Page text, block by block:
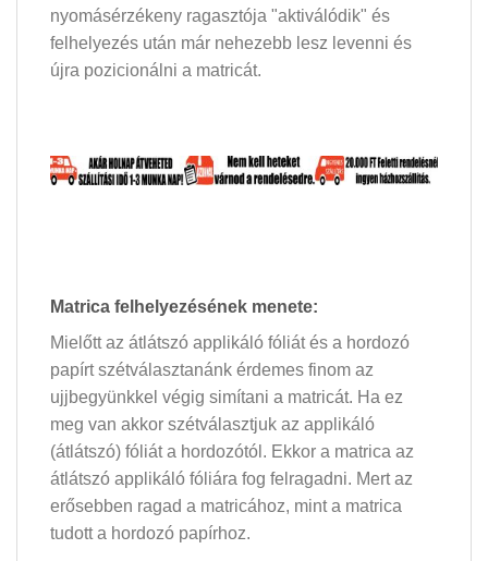
nyomásérzékeny ragasztója "aktiválódik" és
felhelyezés után már nehezebb lesz levenni és
újra pozicionálni a matricát.
Matrica felhelyezésének menete:
Mielőtt az átlátszó applikáló fóliát és a hordozó
papírt szétválasztanánk érdemes finom az
ujjbegyünkkel végig simítani a matricát. Ha ez
meg van akkor szétválasztjuk az applikáló
(átlátszó) fóliát a hordozótól. Ekkor a matrica az
átlátszó applikáló fóliára fog felragadni. Mert az
erősebben ragad a matricához, mint a matrica
tudott a hordozó papírhoz.